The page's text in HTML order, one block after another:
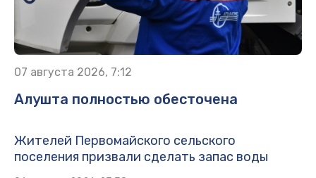
07 августа 2026, 7:12
Алушта полностью обесточена
Жителей Первомайского сельского
поселения призвали сделать запас воды